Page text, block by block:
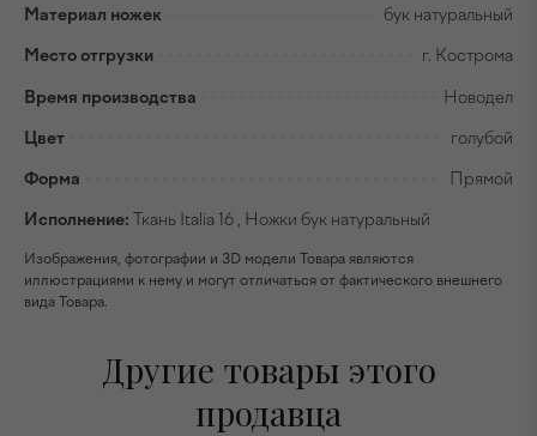
Материал ножек бук натуральный
Место отгрузки г. Кострома
Время производства Новодел
Цвет голубой
Форма Прямой
Исполнение: Ткань Italia 16 , Ножки бук натуральный
Изображения, фотографии и 3D модели Товара являются
иллюстрациями к нему и могут отличаться от фактического внешнего
вида Товара.
Другие товары этого
продавца